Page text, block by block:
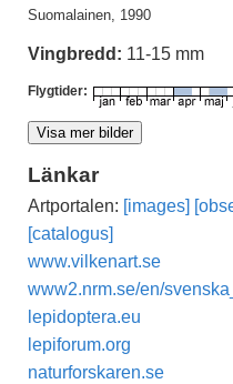
Suomalainen, 1990
Vingbredd: 11-15 mm
Flygtider:
Länkar
Artportalen: [images]
[catalogus]
www.vilkenart.se
www2.nrm.se/en/
lepidoptera.eu
lepiforum.org
naturforskaren.se